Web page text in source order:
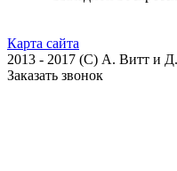
Карта сайта
2013 - 2017 (С) А. Витт и
Заказать звонок